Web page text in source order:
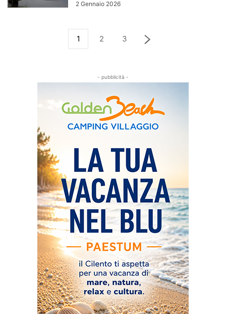
2 Gennaio 2026
1 2 3
- pubblicità -